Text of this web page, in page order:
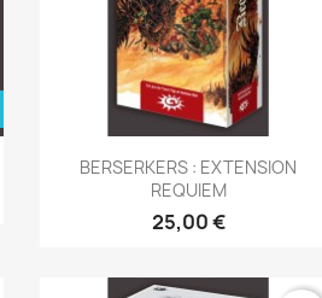
Aperçu rapide
BERSERKERS : EXTENSION
REQUIEM
25,00 €